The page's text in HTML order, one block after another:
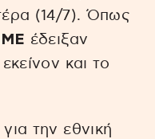
(14/7). Όπως
έδειξαν
και το
την εθνική